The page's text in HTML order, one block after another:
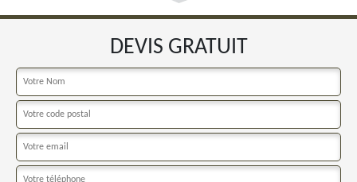
DEVIS GRATUIT